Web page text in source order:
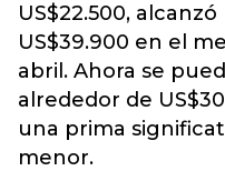
US$22.500,
US$39.900 en el
abril. Ahora se
alrededor de
una prima
menor.